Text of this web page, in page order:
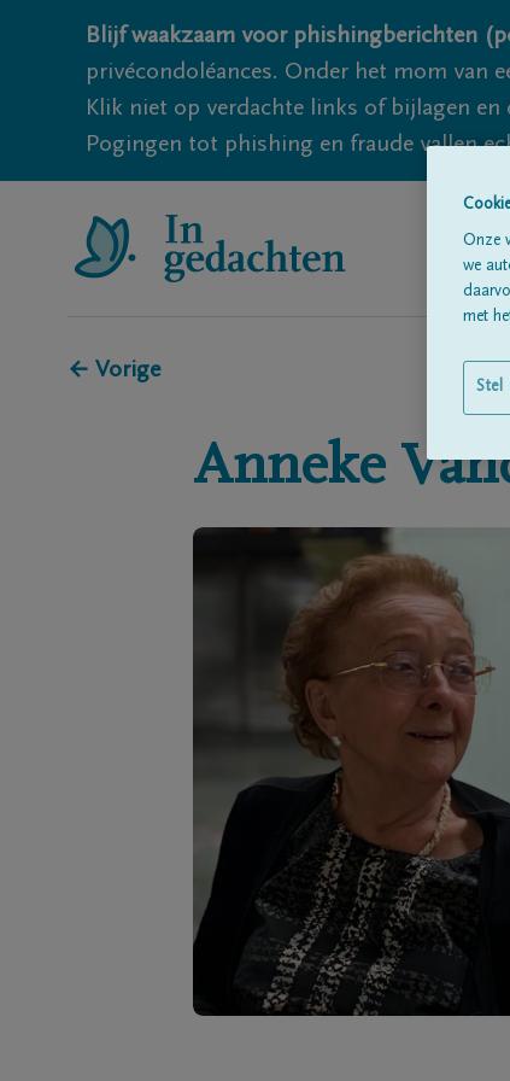
Blijf waakzaam voor phishingberichten
privécondoléances. Onder het mom van
Klik niet op verdachte links of bijlagen
Pogingen tot phishing en fraude vallen
← Vorige
Anneke
Onze
we
met
Stel